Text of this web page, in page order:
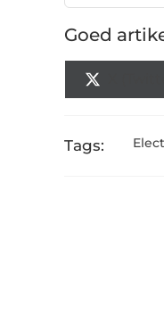
Goed
Tags: